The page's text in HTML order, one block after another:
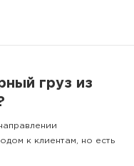
груз из
к клиентам, но есть